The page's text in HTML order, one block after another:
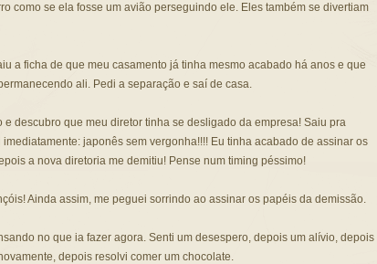
como se ela fosse um avião perseguindo ele. Eles também se divertiam
a ficha de que meu casamento já tinha mesmo acabado há anos e que
ali. Pedi a separação e saí de casa.
e descubro que meu diretor tinha se desligado da empresa! Saiu pra
japonês sem vergonha!!!! Eu tinha acabado de assinar os
a nova diretoria me demitiu! Pense num timing péssimo!
Ainda assim, me peguei sorrindo ao assinar os papéis da demissão.
no que ia fazer agora. Senti um desespero, depois um alívio, depois
depois resolvi comer um chocolate.